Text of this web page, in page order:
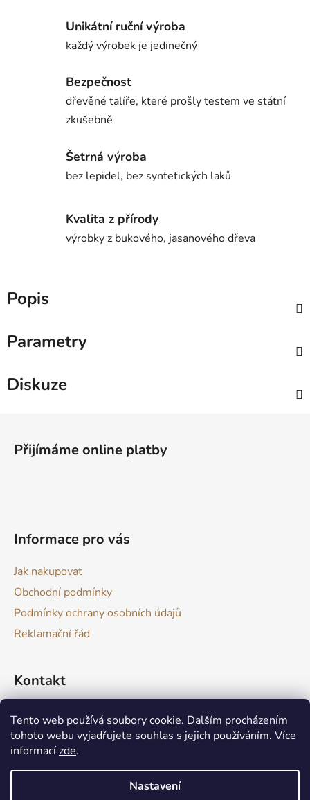
Tento web používá soubory cookie. Dalším procházením
tohoto webu vyjadřujete souhlas s jejich používáním. Více
informacízde.
Nastavení
Unikátní ruční výroba
každý výrobek je jedinečný
Bezpečnost
dřevěné talíře, které prošly testem ve státní
zkušebně
Šetrná výroba
bez lepidel, bez syntetických laků
Kvalita z přírody
výrobky z bukového, jasanového dřeva
Popis
Parametry
Diskuze
Přijímáme online platby
Informace pro vás
Jak nakupovat
Obchodní podmínky
Podmínky ochrany osobních údajů
Reklamační řád
Kontakt
drevokazuv @gmail.com